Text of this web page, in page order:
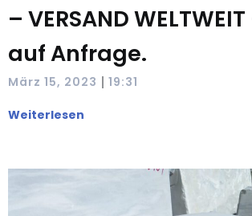
– VERSAND
auf Anfrage.
März 15, 2023 | 19:31
Weiterlesen